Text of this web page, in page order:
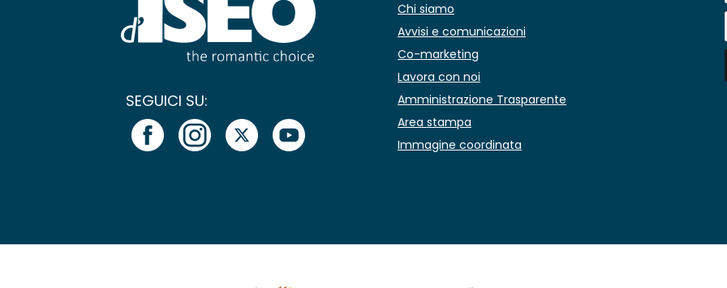
SEGUICI SU:
Chi siamo
Avvisi e comunicazioni
Co-marketing
Lavora con noi
Amministrazione Trasparente
Area stampa
Immagine coordinata